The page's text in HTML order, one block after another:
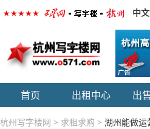
中
首页 出租中心 出
杭州写字楼网 > 求租求购 > 湖州能做运